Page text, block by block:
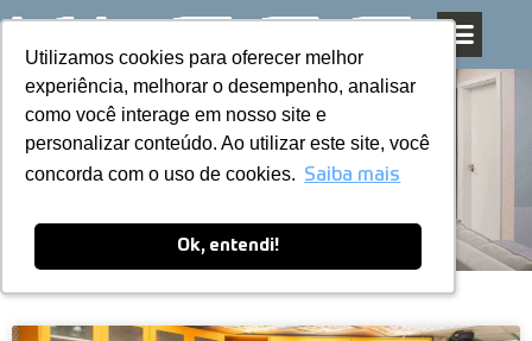
Utilizamos cookies para oferecer melhor
experiência, melhorar o desempenho, analisar
como você interage em nosso site e
personalizar conteúdo. Ao utilizar este site, você
concorda com o uso de cookies. Saiba mais
Ok, entendi!
Utilizamos cookies para oferecer melhor
experiência, melhorar o desempenho, analisar
como você interage em nosso site e
personalizar conteúdo. Ao utilizar este site, você
concorda com o uso de cookies. Saiba mais
Ok, entendi!
Pular
para
o
conteúdo
Blog